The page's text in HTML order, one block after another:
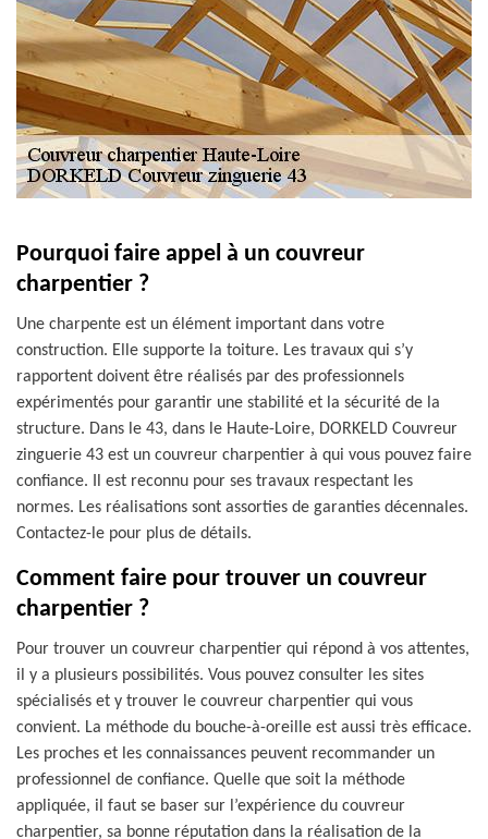
Pourquoi faire appel à un couvreur
charpentier ?
Une charpente est un élément important dans votre
construction. Elle supporte la toiture. Les travaux qui s’y
rapportent doivent être réalisés par des professionnels
expérimentés pour garantir une stabilité et la sécurité de la
structure. Dans le 43, dans le Haute-Loire, DORKELD Couvreur
zinguerie 43 est un couvreur charpentier à qui vous pouvez faire
confiance. Il est reconnu pour ses travaux respectant les
normes. Les réalisations sont assorties de garanties décennales.
Contactez-le pour plus de détails.
Comment faire pour trouver un couvreur
charpentier ?
Pour trouver un couvreur charpentier qui répond à vos attentes,
il y a plusieurs possibilités. Vous pouvez consulter les sites
spécialisés et y trouver le couvreur charpentier qui vous
convient. La méthode du bouche-à-oreille est aussi très efficace.
Les proches et les connaissances peuvent recommander un
professionnel de confiance. Quelle que soit la méthode
appliquée, il faut se baser sur l’expérience du couvreur
charpentier, sa bonne réputation dans la réalisation de la